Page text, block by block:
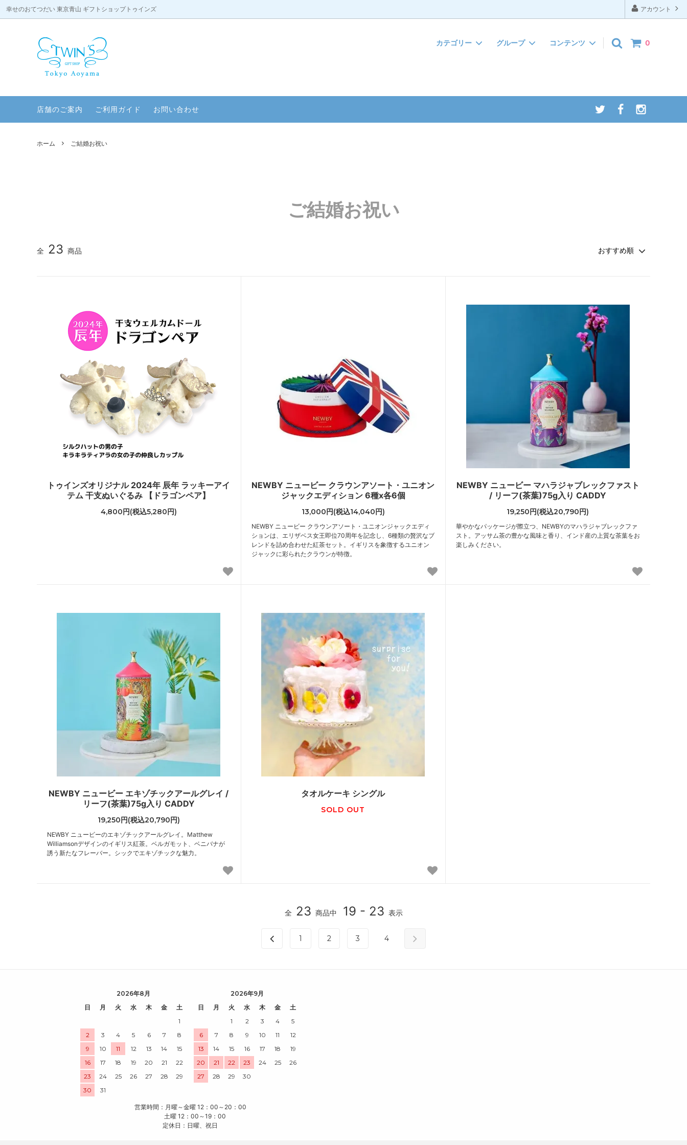
アカウント
幸せのおてつだい 東京青山 ギフトショップトゥインズ
0
カテゴリー
タオルケーキ
ペットグッズ ファッション雑貨 ウエディング インテリア・タオル
デジタル絵画
グループ
天使のコスチューム
パーティー 内祝い バースデー ほんの気持ち
ティータイム
コンテンツ
店舗のご案内
店舗のご案内 ご利用ガイド お問い合わせ
ホーム ご結婚お祝い
ご結婚お祝い
全 23 商品
トゥインズオリジナル 2024年 辰年 ラッキーアイ
テム 干支ぬいぐるみ 【ドラゴンペア】
4,800円(税込5,280円)
NEWBY ニュービー クラウンアソート・ユニオン
ジャックエディション 6種x各6個
13,000円(税込14,040円)
NEWBY ニュービー クラウンアソート・ユニオンジャックエディ
ションは、エリザベス女王即位70周年を記念し、6種類の贅沢なブ
レンドを詰め合わせた紅茶セット。イギリスを象徴するユニオン
ジャックに彩られたクラウンが特徴。
NEWBY ニュービー マハラジャブレックファスト
/ リーフ(茶葉)75g入り CADDY
19,250円(税込20,790円)
華やかなパッケージが際立つ、NEWBYのマハラジャブレックファ
スト。アッサム茶の豊かな風味と香り、インド産の上質な茶葉をお
楽しみください。
NEWBY ニュービー エキゾチックアールグレイ /
リーフ(茶葉)75g入り CADDY
19,250円(税込20,790円)
NEWBY ニュービーのエキゾチックアールグレイ。Matthew
Williamsonデザインのイギリス紅茶。ベルガモット、ベニバナが
誘う新たなフレーバー。シックでエキゾチックな魅力。
タオルケーキ シングル
SOLD OUT
全 23 商品中 19 - 23 表示
1 2 3 4
2026年8月
日
月 火 水 木 金
土
1
2
3 4 5 6 7
8
9
10 11 12 13 14
15
16
17 18 19 20 21
22
23
24 25 26 27 28
29
30
31
2026年9月
日
月 火 水 木 金
土
1
2 3 4
5
6
7 8 9 10 11
12
13
14 15 16 17 18
19
20
21 22 23 24 25
26
27
28 29 30
営業時間：月曜～金曜 12：00～20：00
土曜 12：00～19：00
定休日：日曜、祝日